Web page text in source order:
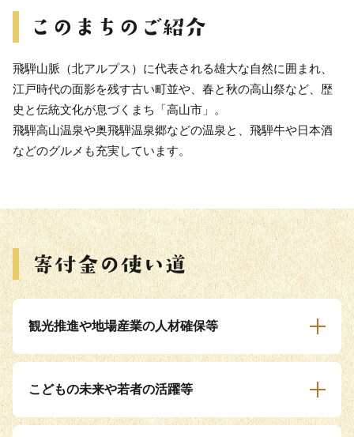
飛騨山脈（北アルプス）に代表される雄大な自然に囲まれ、
江戸時代の面影を残す古い町並や、春と秋の高山祭など、歴
史と伝統文化が息づくまち「高山市」。
飛騨高山温泉や奥飛騨温泉郷などの温泉と、飛騨牛や日本酒
などのグルメも充実しています。
観光推進や地場産業の人材確保等
こどもの未来や若者の活躍等